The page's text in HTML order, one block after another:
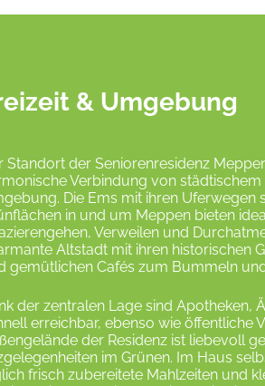
& Umgebung
Standort der Seniorenresidenz
Verbindung von
Die Ems mit ihren Uferwegen
in und um Meppen bieten
Verweilen und
Altstadt mit ihren historischen
gemütlichen Cafés zum Bummeln
der zentralen Lage sind Apotheken,
erreichbar, ebenso wie öffentliche
der Residenz ist liebevoll
im Grünen. Im Haus
frisch zubereitete Mahlzeiten und